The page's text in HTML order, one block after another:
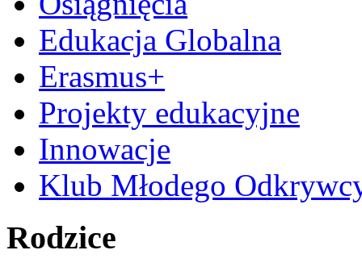
Edukacja Globalna
Erasmus+
Projekty edukacyjne
Innowacje
Klub Młodego
Rodzice